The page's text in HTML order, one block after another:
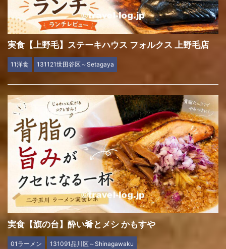
実食【上野毛】ステーキハウス フォルクス 上野毛店
11洋食 131121世田谷区～Setagaya
実食【旗の台】酔い肴とメシ かもすや
01ラーメン 131091品川区～Shinagawaku